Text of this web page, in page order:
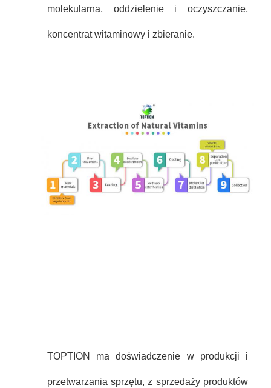
molekularna, oddzielenie i oczyszczanie,
koncentrat witaminowy i zbieranie.
TOPTION ma doświadczenie w produkcji i
przetwarzania sprzętu, z sprzedaży produktów